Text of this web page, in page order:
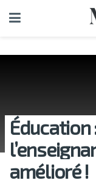
Éducation
amélioré !